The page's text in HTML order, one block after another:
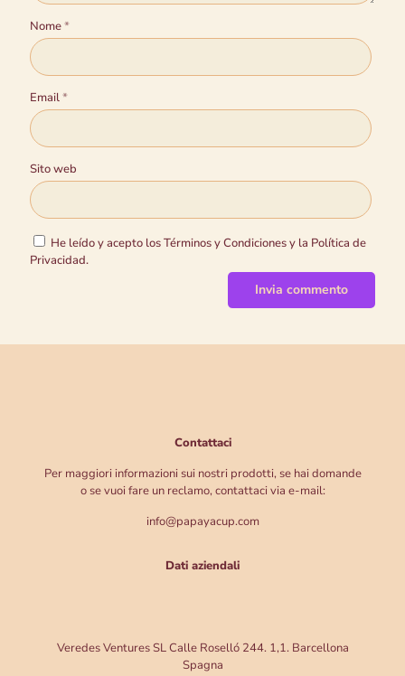
Nome*
Email*
Sito web
He leído y acepto los Términos y Condiciones y la Política de
Privacidad.
Contattaci
Per maggiori informazioni sui nostri prodotti, se hai domande
o se vuoi fare un reclamo, contattaci via e-mail:
info@papayacup.com
Dati aziendali
Veredes Ventures SL Calle Roselló 244. 1,1. Barcellona
Spagna